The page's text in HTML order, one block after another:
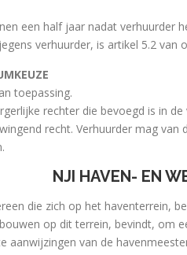
een half jaar nadat verhuurder
verhuurder, is artikel 5.2 van
toepassing.
rechter die bevoegd is in
recht. Verhuurder mag
NJI HAVEN- EN
die zich op het haventerrein,
op dit terrein, bevindt, om
aanwijzingen van de